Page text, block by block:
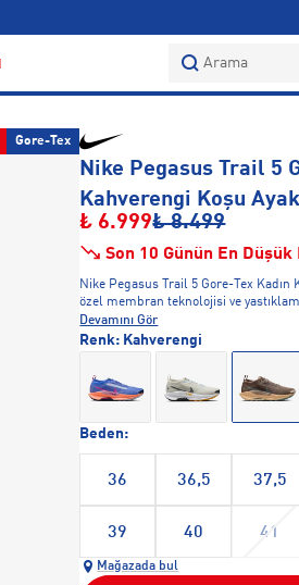
Arama
Gore-Tex
Nike Pegasus Trail 5
Kahverengi Koşu
₺ 6.999₺ 8.499
Son 10 Günün En Düşük
Nike Pegasus Trail 5 Gore-Tex Kadın
özel membran teknolojisi ve
yağmurlu havalarda ve patika
yolda hem de arazi zeminlerinde
dişleri her türlü dış mekan
Devamını Gör
Beden:
36 36,5 37,5
39 40 41
Renk: Kahverengi
Mağazada bul